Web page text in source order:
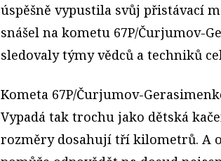
úspěšně vypustila svůj přistávací
snášel na kometu 67P/Čurjumov-
sledovaly týmy vědců a techniků
Kometa 67P/Čurjumov-
Vypadá tak trochu jako dětská
rozměry dosahují tří kilometrů. A